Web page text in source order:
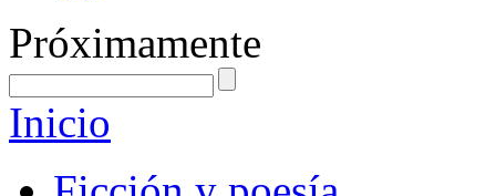
Próximamente
Inicio